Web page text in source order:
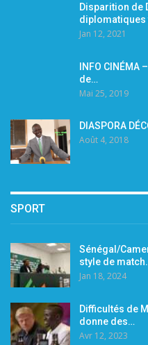
Disparition de
diplomatiques
Jan 12, 2021
INFO CINÉMA
de…
Mai 25, 2019
DIASPORA
Août 4, 2018
SPORT
Sénégal/
style de
Jan 18, 2024
Difficultés de
donne des…
Avr 12, 2023